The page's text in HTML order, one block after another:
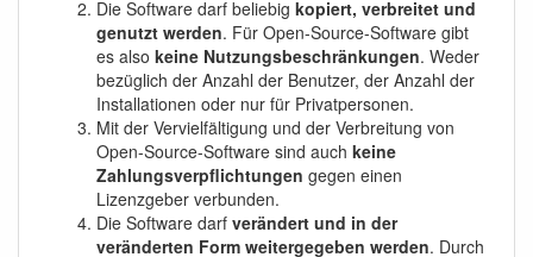
Die Software darf beliebig kopiert, verbreitet und
genutzt werden. Für Open-Source-Software gibt
es also keine Nutzungsbeschränkungen. Weder
bezüglich der Anzahl der Benutzer, der Anzahl der
Installationen oder nur für Privatpersonen.
Mit der Vervielfältigung und der Verbreitung von
Open-Source-Software sind auch keine
Zahlungsverpflichtungen gegen einen
Lizenzgeber verbunden.
Die Software darf verändert und in der
veränderten Form weitergegeben werden. Durch